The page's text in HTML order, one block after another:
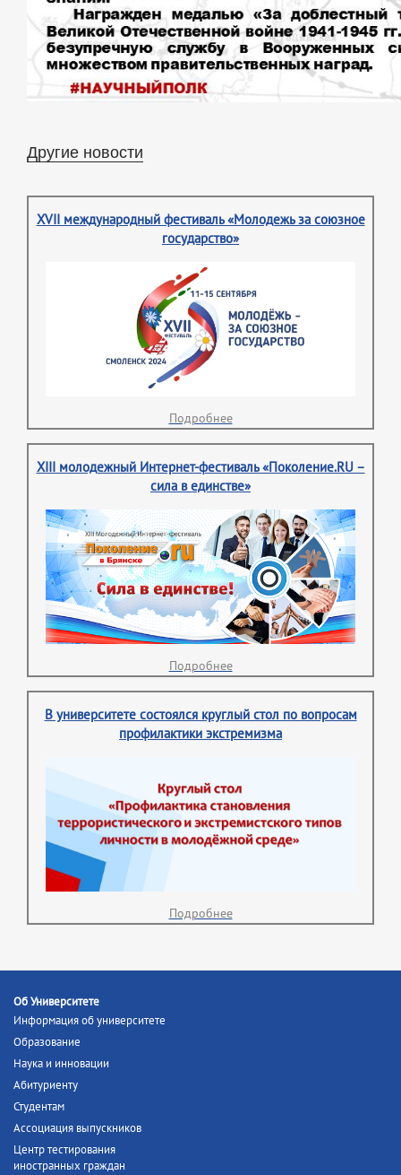
Другие новости
XVII международный фестиваль «Молодежь за союзное
государство»
Подробнее
XIII молодежный Интернет-фестиваль «Поколение.RU –
сила в единстве»
Подробнее
В университете состоялся круглый стол по вопросам
профилактики экстремизма
Подробнее
Об Университете
Информация об университете
Образование
Наука и инновации
Абитуриенту
Студентам
Ассоциация выпускников
Центр тестирования
иностранных граждан